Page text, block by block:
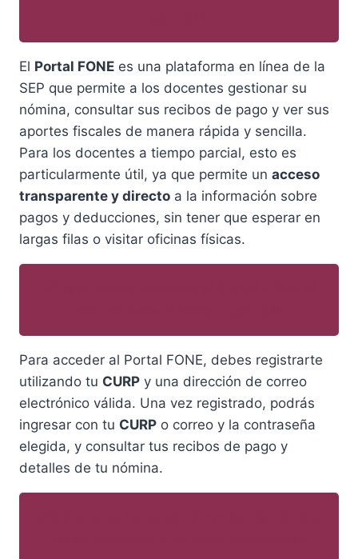
El Portal FONE es una plataforma en línea de la
SEP que permite a los docentes gestionar su
nómina, consultar sus recibos de pago y ver sus
aportes fiscales de manera rápida y sencilla.
Para los docentes a tiempo parcial, esto es
particularmente útil, ya que permite un acceso
transparente y directo a la información sobre
pagos y deducciones, sin tener que esperar en
largas filas o visitar oficinas físicas.
Para acceder al Portal FONE, debes registrarte
utilizando tu CURP y una dirección de correo
electrónico válida. Una vez registrado, podrás
ingresar con tu CURP o correo y la contraseña
elegida, y consultar tus recibos de pago y
detalles de tu nómina.